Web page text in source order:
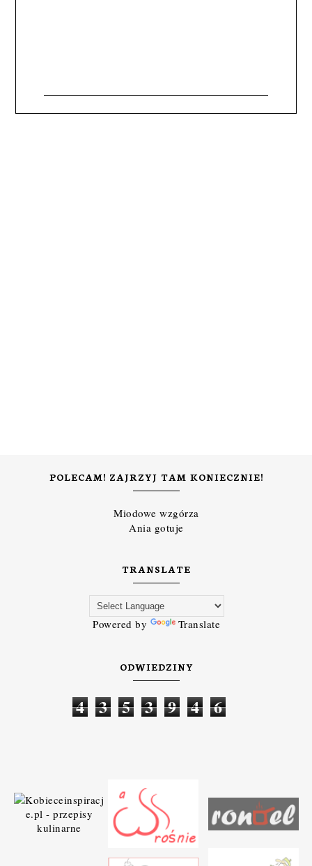
POLECAM! ZAJRZYJ TAM KONIECZNIE!
Miodowe wzgórza
Ania gotuje
TRANSLATE
Powered by Translate
ODWIEDZINY
4 3 5 3 9 4 6